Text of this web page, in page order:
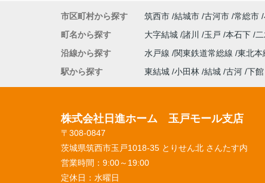
市区町村から探す 筑西市 結城市 古河市 常総市
町名から探す
大字結城 諸川 玉戸 本石下
沿線から探す
水戸線 関東鉄道常総線 東北本
駅から探す
東結城 小田林 結城 古河 下館
株式会社日進ホーム 玉戸モール支店
〒308-0847
茨城県筑西市玉戸1018-35 とりせん北 さんたす内
営業時間： 9:00～19:00
定休日： 水曜日